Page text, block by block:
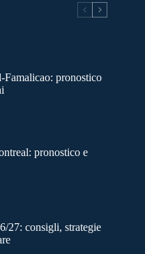
pronostico
pronostico e
27: consigli, strategie